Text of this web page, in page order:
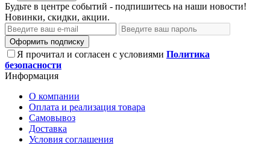
Будьте в центре событий - подпишитесь на наши новости!
Новинки, скидки, акции.
Оформить подписку
Я прочитал и согласен с условиями Политика
безопасности
Информация
О компании
Оплата и реализация товара
Самовывоз
Доставка
Условия соглашения